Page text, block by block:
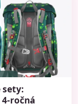
sety:
ročná